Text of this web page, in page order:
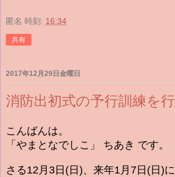
匿名 時刻: 16:34
共有
2017年12月29日金曜日
消防出初式の予行訓練を
こんばんは。
「やまとなでしこ」 ちあき です。
さる12月3日(日)、来年1月7日(日)